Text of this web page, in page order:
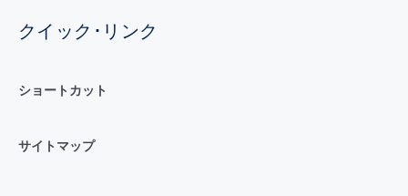
クイック･リンク
ショートカット
サイトマップ